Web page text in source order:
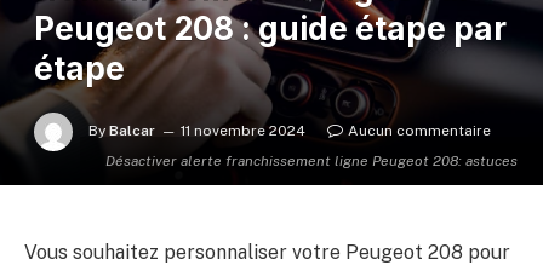
Désactiver alerte franchissement ligne Peugeot 208: astuces
Peugeot 208 : guide étape par
étape
By Balcar 11 novembre 2024 Aucun commentaire
Vous souhaitez personnaliser votre Peugeot 208 pour